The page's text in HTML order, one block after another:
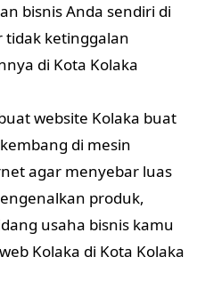
bisnis Anda sendiri di
ketinggalan
di Kota Kolaka
website Kolaka buat
di mesin
agar menyebar luas
produk,
usaha bisnis kamu
Kolaka di Kota Kolaka